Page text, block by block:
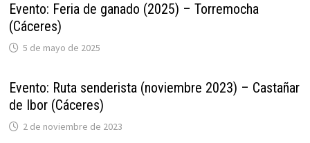
Evento: Feria de ganado (2025) – Torremocha
(Cáceres)
5 de mayo de 2025
Evento: Ruta senderista (noviembre 2023) – Castañar
de Ibor (Cáceres)
2 de noviembre de 2023